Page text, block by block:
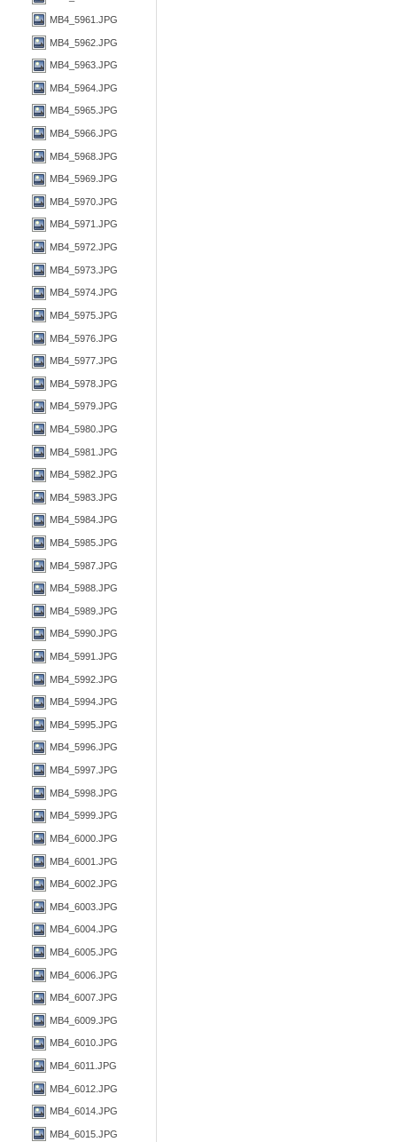
MB4_5961.JPG
MB4_5962.JPG
MB4_5963.JPG
MB4_5964.JPG
MB4_5965.JPG
MB4_5966.JPG
MB4_5968.JPG
MB4_5969.JPG
MB4_5970.JPG
MB4_5971.JPG
MB4_5972.JPG
MB4_5973.JPG
MB4_5974.JPG
MB4_5975.JPG
MB4_5976.JPG
MB4_5977.JPG
MB4_5978.JPG
MB4_5979.JPG
MB4_5980.JPG
MB4_5981.JPG
MB4_5982.JPG
MB4_5983.JPG
MB4_5984.JPG
MB4_5985.JPG
MB4_5987.JPG
MB4_5988.JPG
MB4_5989.JPG
MB4_5990.JPG
MB4_5991.JPG
MB4_5992.JPG
MB4_5994.JPG
MB4_5995.JPG
MB4_5996.JPG
MB4_5997.JPG
MB4_5998.JPG
MB4_5999.JPG
MB4_6000.JPG
MB4_6001.JPG
MB4_6002.JPG
MB4_6003.JPG
MB4_6004.JPG
MB4_6005.JPG
MB4_6006.JPG
MB4_6007.JPG
MB4_6009.JPG
MB4_6010.JPG
MB4_6011.JPG
MB4_6012.JPG
MB4_6014.JPG
MB4_6015.JPG